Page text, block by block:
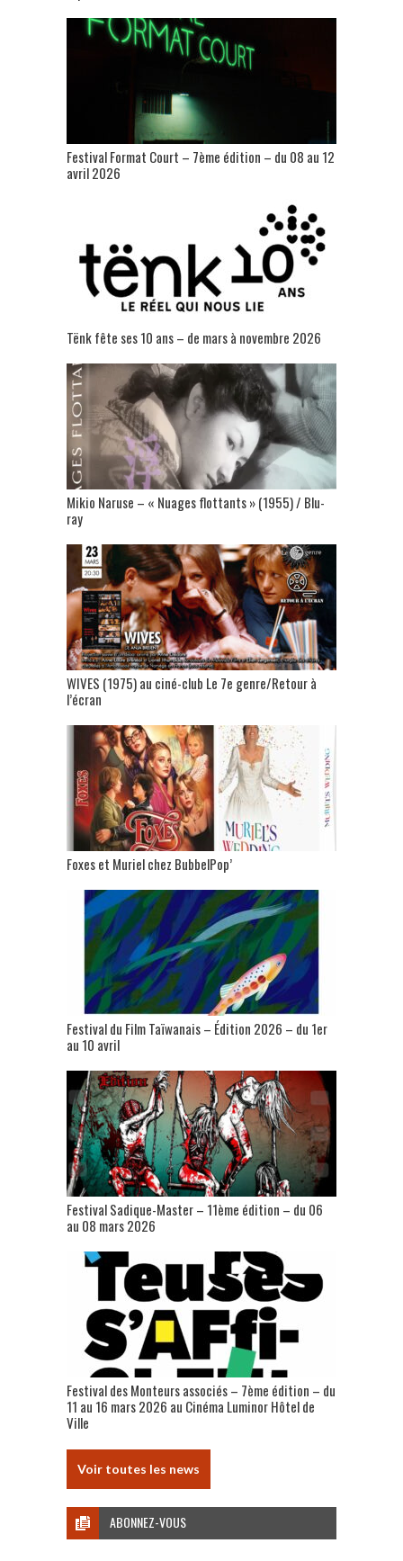
Festival Format Court – 7ème édition – du 08 au 12
avril 2026
Tënk fête ses 10 ans – de mars à novembre 2026
Mikio Naruse – « Nuages flottants » (1955) / Blu-
ray
WIVES (1975) au ciné-club Le 7e genre/Retour à
l’écran
Foxes et Muriel chez BubbelPop’
Festival du Film Taïwanais – Édition 2026 – du 1er
au 10 avril
Festival Sadique-Master – 11ème édition – du 06
au 08 mars 2026
Festival des Monteurs associés – 7ème édition – du
11 au 16 mars 2026 au Cinéma Luminor Hôtel de
Ville
Voir toutes les news
ABONNEZ-VOUS